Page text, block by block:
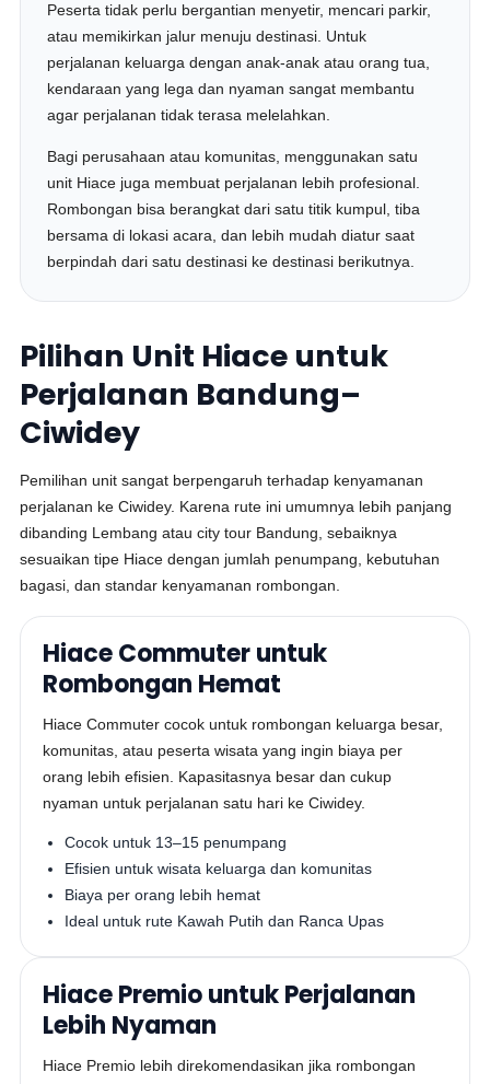
Peserta tidak perlu bergantian menyetir, mencari parkir,
atau memikirkan jalur menuju destinasi. Untuk
perjalanan keluarga dengan anak-anak atau orang tua,
kendaraan yang lega dan nyaman sangat membantu
agar perjalanan tidak terasa melelahkan.
Bagi perusahaan atau komunitas, menggunakan satu
unit Hiace juga membuat perjalanan lebih profesional.
Rombongan bisa berangkat dari satu titik kumpul, tiba
bersama di lokasi acara, dan lebih mudah diatur saat
berpindah dari satu destinasi ke destinasi berikutnya.
Pilihan Unit Hiace untuk
Perjalanan Bandung–
Ciwidey
Pemilihan unit sangat berpengaruh terhadap kenyamanan
perjalanan ke Ciwidey. Karena rute ini umumnya lebih panjang
dibanding Lembang atau city tour Bandung, sebaiknya
sesuaikan tipe Hiace dengan jumlah penumpang, kebutuhan
bagasi, dan standar kenyamanan rombongan.
Hiace Commuter untuk
Rombongan Hemat
Hiace Commuter cocok untuk rombongan keluarga besar,
komunitas, atau peserta wisata yang ingin biaya per
orang lebih efisien. Kapasitasnya besar dan cukup
nyaman untuk perjalanan satu hari ke Ciwidey.
Cocok untuk 13–15 penumpang
Efisien untuk wisata keluarga dan komunitas
Biaya per orang lebih hemat
Ideal untuk rute Kawah Putih dan Ranca Upas
Hiace Premio untuk Perjalanan
Lebih Nyaman
Hiace Premio lebih direkomendasikan jika rombongan